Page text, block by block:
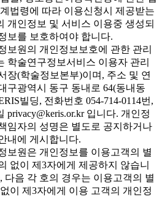
법령에 따라 이용신청시 제공받는
개인정보 및 서비스 이용중 생성되
보를 보호하여야 합니다.
보원의 개인정보보호에 관한 관리
학술연구정보서비스 이용자 관리
장(학술정보본부)이며, 주소 및 연
구광역시 동구 동내로 64(동내동
빌딩, 전화번호 054-714-0114번,
privacy@keris.or.kr 입니다. 개인정
임자의 성명은 별도로 공지하거나
내에 게시합니다.
보원은 개인정보를 이용고객의 별
없이 제3자에게 제공하지 않습니
다음 각 호의 경우는 이용고객의 별
이 제3자에게 이용 고객의 개인정